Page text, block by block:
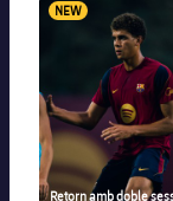
NEW
Retorn amb doble